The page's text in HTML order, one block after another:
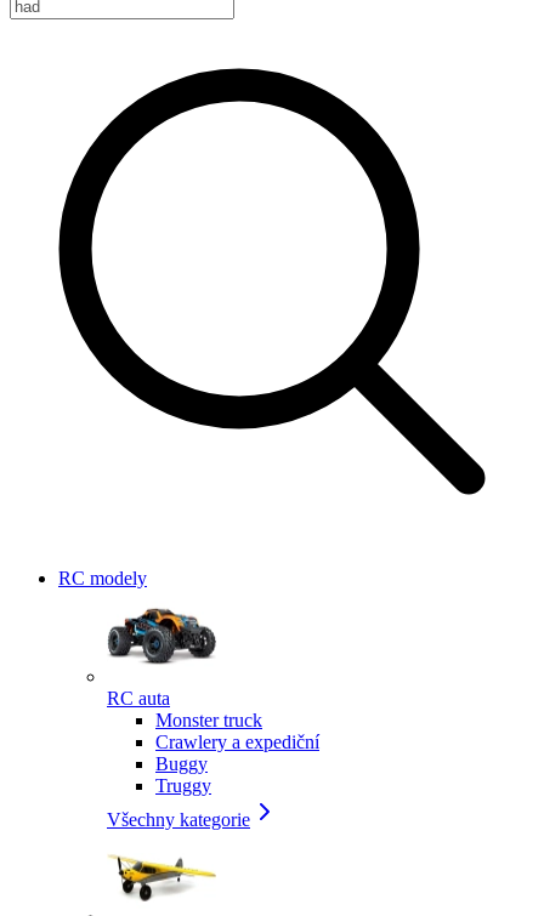
RC modely
RC auta
Monster truck
Crawlery a expediční
Buggy
Truggy
Všechny kategorie